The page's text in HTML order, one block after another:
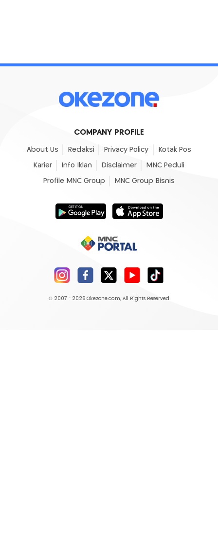
COMPANY PROFILE
About Us Redaksi Privacy Policy Kotak Pos
Karier Info Iklan Disclaimer MNC Peduli
Profile MNC Group MNC Group Bisnis
© 2007 - 2026 Okezone.com, All Rights Reserved